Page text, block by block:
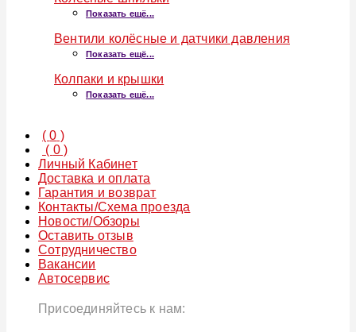
Показать ещё...
Вентили колёсные и датчики давления
Показать ещё...
Колпаки и крышки
Показать ещё...
(0 )
( 0)
Личный Кабинет
Доставка и оплата
Гарантия и возврат
Контакты/Схема проезда
Новости/Обзоры
Оставить отзыв
Сотрудничество
Вакансии
Автосервис
Присоединяйтесь к нам: